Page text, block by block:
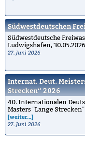
Südwestdeutschen
Südwestdeutsche
Ludwigshafen, 30.05.2026
27. Juni 2026
Internat. Deut.
Strecken“ 2026
40. Internationalen
Masters "Lange
[weiter...]
27. Juni 2026